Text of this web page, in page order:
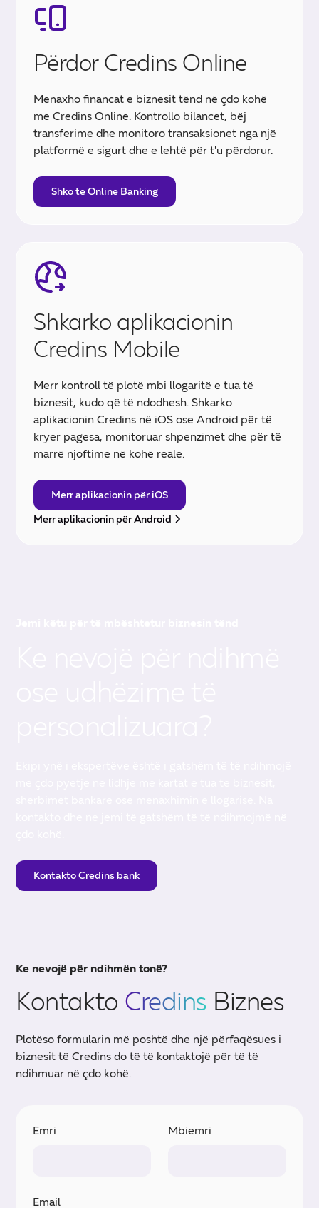
Përdor Credins Online
Menaxho financat e biznesit tënd në çdo kohë
me Credins Online. Kontrollo bilancet, bëj
transferime dhe monitoro transaksionet nga një
platformë e sigurt dhe e lehtë për t'u përdorur.
Shko te Online Banking
Shkarko aplikacionin
Credins Mobile
Merr kontroll të plotë mbi llogaritë e tua të
biznesit, kudo që të ndodhesh. Shkarko
aplikacionin Credins në iOS ose Android për të
kryer pagesa, monitoruar shpenzimet dhe për të
marrë njoftime në kohë reale.
Merr aplikacionin për iOS
Merr aplikacionin për Android
Kontakto Credins bank
Ke nevojë për ndihmën tonë?
Kontakto Credins Biznes
Plotëso formularin më poshtë dhe një përfaqësues i
biznesit të Credins do të të kontaktojë për të të
ndihmuar në çdo kohë.
Emri Mbiemri
Email